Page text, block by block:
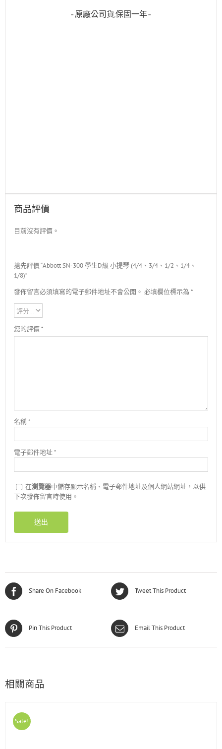
-原廠公司貨,保固一年-
商品評價
目前沒有評價。
搶先評價 “Abbott SN-300 學生D級 小提琴 (4/4、3/4、1/2、1/4、
1/8)”
發佈留言必須填寫的電子郵件地址不會公開。 必填欄位標示為*
您的評價*
名稱*
電子郵件地址*
在瀏覽器中儲存顯示名稱、電子郵件地址及個人網站網址，以供
下次發佈留言時使用。
Share On Facebook Tweet This Product
Pin This Product Email This Product
相關商品
Sale!